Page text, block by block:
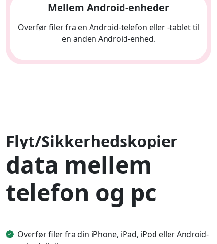
Mellem Android-enheder
Overfør filer fra en Android-telefon eller -tablet til
en anden Android-enhed.
Flyt/Sikkerhedskopier
data mellem
telefon og pc
Overfør filer fra din iPhone, iPad, iPod eller Android-